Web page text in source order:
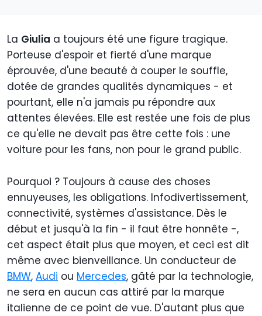
La Giulia a toujours été une figure tragique.
Porteuse d'espoir et fierté d'une marque
éprouvée, d'une beauté à couper le souffle,
dotée de grandes qualités dynamiques - et
pourtant, elle n'a jamais pu répondre aux
attentes élevées. Elle est restée une fois de plus
ce qu'elle ne devait pas être cette fois : une
voiture pour les fans, non pour le grand public.
Pourquoi ? Toujours à cause des choses
ennuyeuses, les obligations. Infodivertissement,
connectivité, systèmes d'assistance. Dès le
début et jusqu'à la fin - il faut être honnête -,
cet aspect était plus que moyen, et ceci est dit
même avec bienveillance. Un conducteur de
BMW, Audi ou Mercedes, gâté par la technologie,
ne sera en aucun cas attiré par la marque
italienne de ce point de vue. D'autant plus que